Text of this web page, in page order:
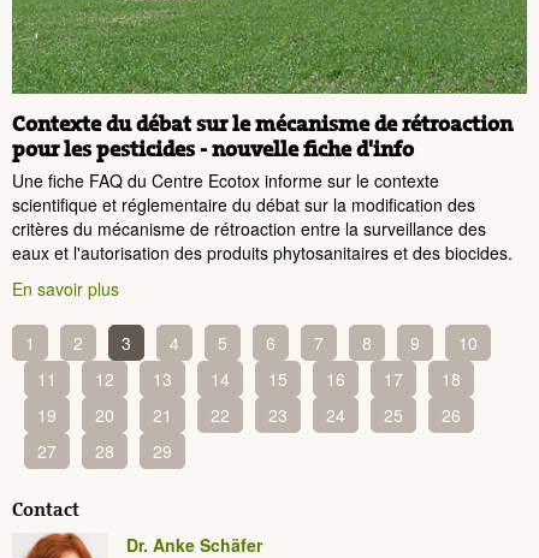
Contexte du débat sur le mécanisme de rétroaction
pour les pesticides - nouvelle fiche d'info
Une fiche FAQ du Centre Ecotox informe sur le contexte
scientifique et réglementaire du débat sur la modification des
critères du mécanisme de rétroaction entre la surveillance des
eaux et l'autorisation des produits phytosanitaires et des biocides.
En savoir plus
1 2 3 4 5 6 7 8 9
10
11
12 13 14 15 16 17
18
19
20 21 22 23 24 25
26
27
28 29
Contact
Dr. Anke Schäfer